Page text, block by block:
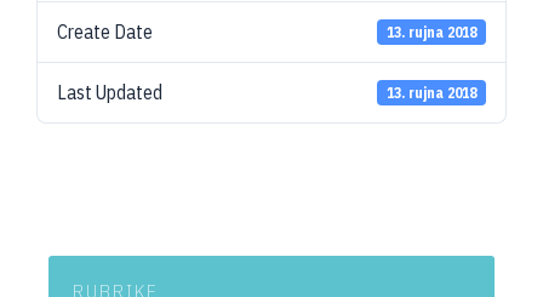
Create Date 13. rujna 2018
Last Updated 13. rujna 2018
RUBRIKE